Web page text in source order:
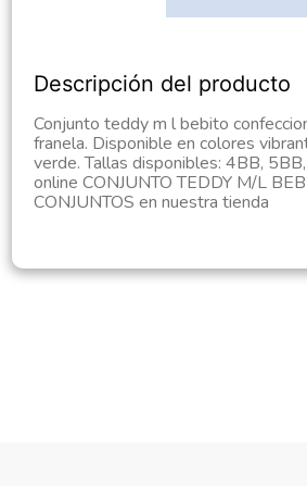
Descripción del producto
Conjunto teddy m l bebito
franela. Disponible en colores
verde. Tallas disponibles: 4BB,
online CONJUNTO TEDDY M/L
CONJUNTOS en nuestra tienda